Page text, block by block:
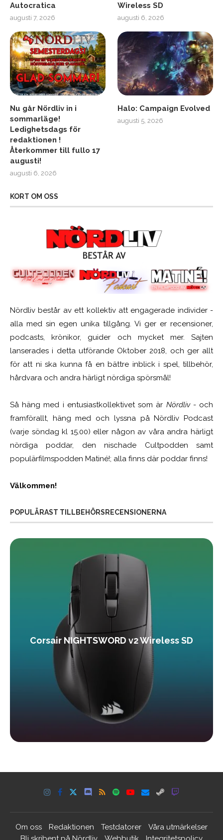
Autocratica
augusti 7, 2026
Wireless SD
augusti 6, 2026
Nu går Nördliv in i
sommarläge!
Ledighetsdags för
redaktionen !
Återkommer till fullo 17
augusti!
augusti 6, 2026
Halo: Campaign Evolved
augusti 5, 2026
KORT OM OSS
Nördliv består av ett kollektiv att engagerade individer -
alla med sin egen unika tillgång. Vi ger er recensioner,
podcasts, krönikor, guider och mycket mer. Sajten
lanserades i detta utförande Oktober 2018, och ger allt
för att ni ska kunna få en bättre inblick i spel, tillbehör,
hårdvara och andra härligt nördiga spörsmål!
Så häng med i entusiastkollektivet som är Nördliv- och
framförallt, häng med och lyssna på Nördliv Podcast
(varje söndag kl 15.00) eller någon av våra andra härligt
nördiga poddar, den nischade Cultpodden samt
populärfilmspodden Matiné!; alla finns där poddar finns!
Välkommen!
POPULÄRAST TILLBEHÖRSRECENSIONERNA
Corsair NIGHTSWORD v2 Wireless SD
Om oss Redaktionen Testdatorer
Våra utmärkelser